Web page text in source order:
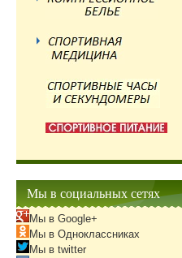
Мы в социальных сетях
Мы в Google+
Мы в Одноклассниках
Мы в twitter